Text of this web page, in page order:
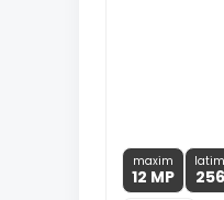
maxim
12 MP